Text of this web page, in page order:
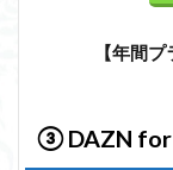
【年間
③DAZN